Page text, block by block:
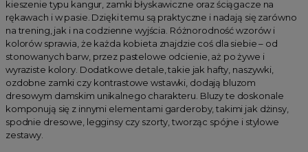
kieszenie typu kangur, zamki błyskawiczne oraz ściągacze na
rękawach i w pasie. Dzięki temu są praktyczne i nadają się zarówno
na trening, jak i na codzienne wyjścia. Różnorodność wzorów i
kolorów sprawia, że każda kobieta znajdzie coś dla siebie – od
stonowanych barw, przez pastelowe odcienie, aż po żywe i
wyraziste kolory. Dodatkowe detale, takie jak hafty, naszywki,
ozdobne zamki czy kontrastowe wstawki, dodają bluzom
dresowym damskim unikalnego charakteru. Bluzy te doskonale
komponują się z innymi elementami garderoby, takimi jak dżinsy,
spodnie dresowe, legginsy czy szorty, tworząc spójne i stylowe
zestawy.